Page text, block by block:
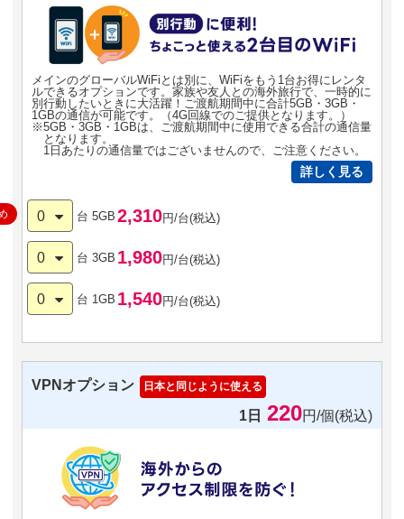
メインのグローバルWiFiとは別に、WiFiをもう1台お得にレンタ
ルできるオプションです。家族や友人との海外旅行で、一時的に
別行動したいときに大活躍！ご渡航期間中に合計5GB・3GB・
1GBの通信が可能です。（4G回線でのご提供となります。）
※5GB・3GB・1GBは、ご渡航期間中に使用できる合計の通信量
となります。
1日あたりの通信量ではございませんので、ご注意ください。
詳しく見る
0 台 5GB 2,310円/台(税込)
0 台 3GB 1,980円/台(税込)
0 台 1GB 1,540円/台(税込)
VPNオプション 日本と同じように使える
1日 220円/個(税込)